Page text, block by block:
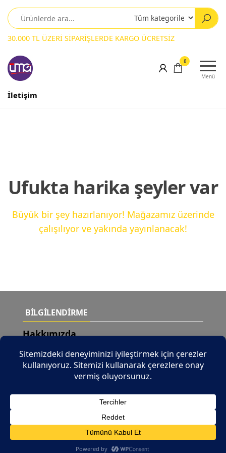
30.000 TL ÜZERİ SİPARİŞLERDE KARGO ÜCRETSİZ
Menü
0
İletişim
Ufukta harika şeyler var
Büyük bir şey hazırlanıyor! Mağazamız üzerinde
çalışılıyor ve yakında yayınlanacak!
BİLGİLENDİRME
Hakkımızda
Teslimat Şartları
Yeni Ürünler
© 2026 Tüm Hakları Saklıdır |
b2b.tuncaymotor.com